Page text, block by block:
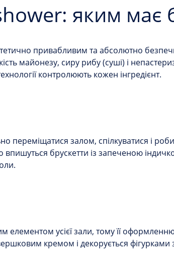
яким має
привабливим та абсолютно
майонезу, сиру рибу (суші) і
контролюють кожен інгредієнт.
переміщатися залом, спілкуватися і
впишуться брускетти із запеченою
елементом усієї зали, тому її
кремом і декорується фігурками